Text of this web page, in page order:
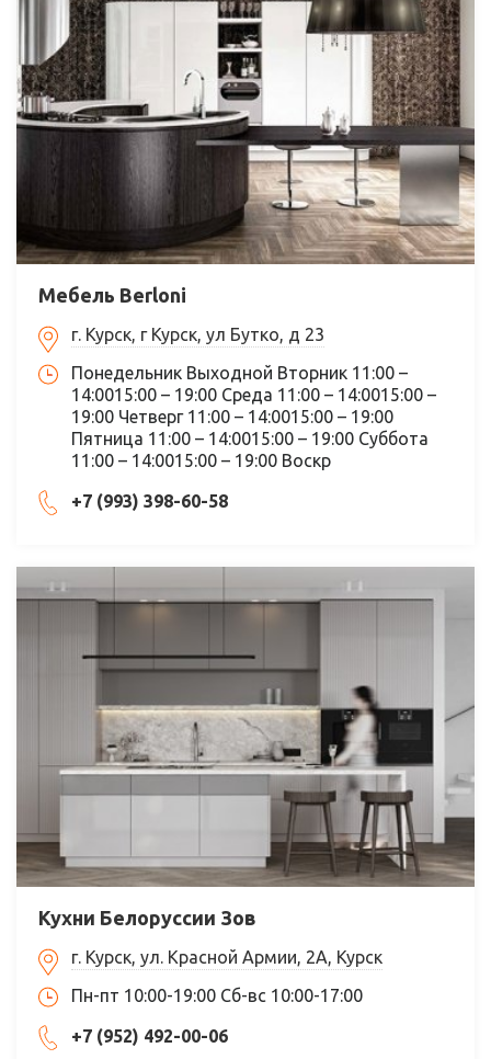
Мебель Berloni
г. Курск, г Курск, ул Бутко, д 23
Понедельник Выходной Вторник 11:00 –
14:0015:00 – 19:00 Среда 11:00 – 14:0015:00 –
19:00 Четверг 11:00 – 14:0015:00 – 19:00
Пятница 11:00 – 14:0015:00 – 19:00 Суббота
11:00 – 14:0015:00 – 19:00 Воскр
+7 (993) 398-60-58
Кухни Белоруссии Зов
г. Курск, ул. Красной Армии, 2А, Курск
Пн-пт 10:00-19:00 Сб-вс 10:00-17:00
+7 (952) 492-00-06